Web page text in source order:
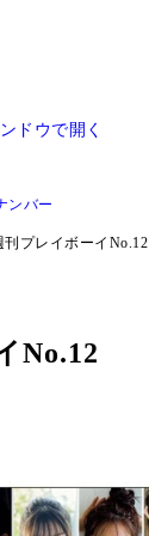
ドウで開く
ンバー
刊プレイボーイNo.12
No.12